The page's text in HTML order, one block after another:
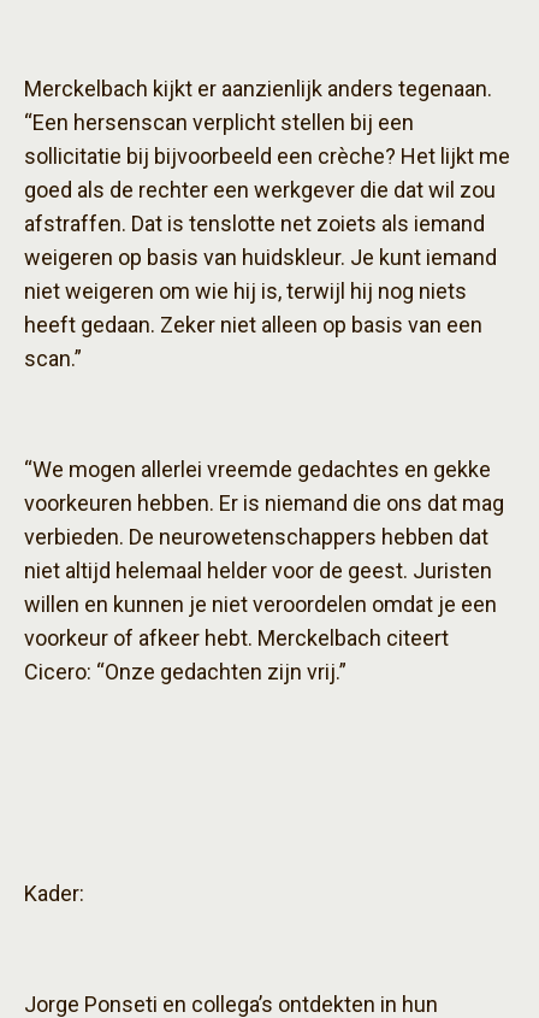
Merckelbach kijkt er aanzienlijk anders tegenaan.
“Een hersenscan verplicht stellen bij een
sollicitatie bij bijvoorbeeld een crèche? Het lijkt me
goed als de rechter een werkgever die dat wil zou
afstraffen. Dat is tenslotte net zoiets als iemand
weigeren op basis van huidskleur. Je kunt iemand
niet weigeren om wie hij is, terwijl hij nog niets
heeft gedaan. Zeker niet alleen op basis van een
scan.”
“We mogen allerlei vreemde gedachtes en gekke
voorkeuren hebben. Er is niemand die ons dat mag
verbieden. De neurowetenschappers hebben dat
niet altijd helemaal helder voor de geest. Juristen
willen en kunnen je niet veroordelen omdat je een
voorkeur of afkeer hebt. Merckelbach citeert
Cicero: “Onze gedachten zijn vrij.”
Kader:
Jorge Ponseti en collega’s ontdekten in hun